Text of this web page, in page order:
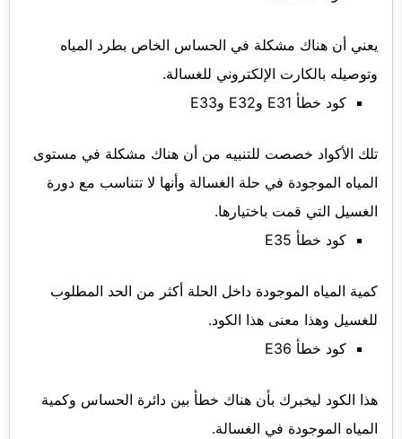
يعني أن هناك مشكلة في الحساس الخاص بطرد المياه
وتوصيله بالكارت الإلكتروني للغسالة.
كود خطأ E31 وE32 وE33
تلك الأكواد خصصت للتنبيه من أن هناك مشكلة في مستوى
المياه الموجودة في حلة الغسالة وأنها لا تتناسب مع دورة
الغسيل التي قمت باختيارها.
كود خطأ E35
كمية المياه الموجودة داخل الحلة أكثر من الحد المطلوب
للغسيل وهذا معنى هذا الكود.
كود خطأ E36
هذا الكود ليخبرك بأن هناك خطأ بين دائرة الحساس وكمية
المياه الموجودة في الغسالة.